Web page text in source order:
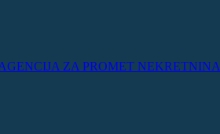
ZA PROMET NEKRETNINA